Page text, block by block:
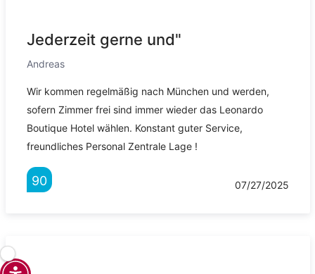
Jederzeit gerne und"
Andreas
Wir kommen regelmäßig nach München und werden,
sofern Zimmer frei sind immer wieder das Leonardo
Boutique Hotel wählen. Konstant guter Service,
freundliches Personal Zentrale Lage !
90 07/27/2025